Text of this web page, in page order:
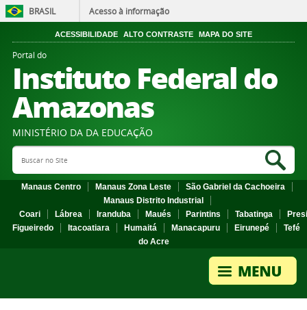
BRASIL Acesso à informação
ACESSIBILIDADE ALTO CONTRASTE MAPA DO SITE
Portal do
Instituto Federal do
Amazonas
MINISTÉRIO DA DA EDUCAÇÃO
Search Site
Manaus Centro Manaus Zona Leste
São Gabriel da Cachoeira
Manaus Distrito Industrial
Coari
Lábrea Iranduba Maués Parintins Tabatinga
Figueiredo
Itacoatiara Humaitá Manacapuru Eirunepé
Tefé
do Acre